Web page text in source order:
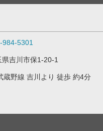
984-5301
県吉川市保1-20-1
蔵野線 吉川より 徒歩 約4分